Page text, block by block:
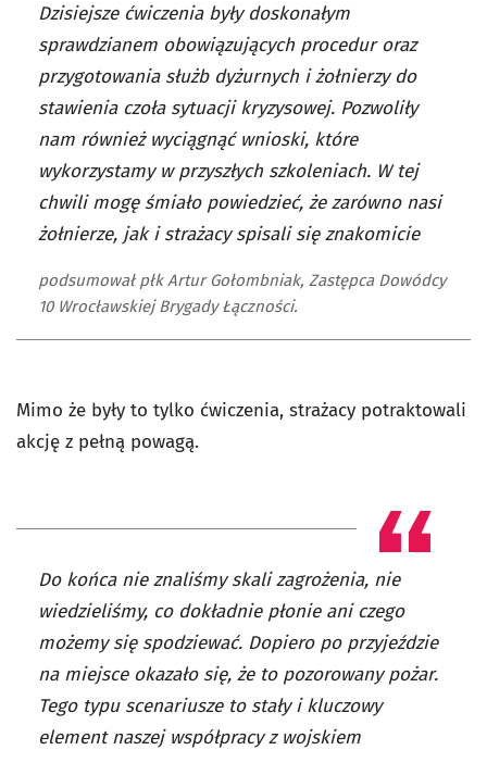
Dzisiejsze ćwiczenia były doskonałym
sprawdzianem obowiązujących procedur oraz
przygotowania służb dyżurnych i żołnierzy do
stawienia czoła sytuacji kryzysowej. Pozwoliły
nam również wyciągnąć wnioski, które
wykorzystamy w przyszłych szkoleniach. W tej
chwili mogę śmiało powiedzieć, że zarówno nasi
żołnierze, jak i strażacy spisali się znakomicie
podsumował płk Artur Gołombniak, Zastępca Dowódcy
10 Wrocławskiej Brygady Łączności.
Mimo że były to tylko ćwiczenia, strażacy potraktowali
akcję z pełną powagą.
Do końca nie znaliśmy skali zagrożenia, nie
wiedzieliśmy, co dokładnie płonie ani czego
możemy się spodziewać. Dopiero po przyjeździe
na miejsce okazało się, że to pozorowany pożar.
Tego typu scenariusze to stały i kluczowy
element naszej współpracy z wojskiem